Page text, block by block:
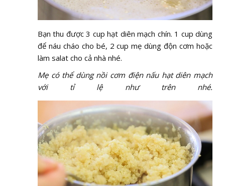
Bạn thu được 3 cup hạt diên mạch chín. 1 cup dùng
để náu cháo cho bé, 2 cup mẹ dùng độn cơm hoặc
làm salat cho cả nhà nhé.
Mẹ có thể dùng nồi cơm điện nấu hạt diên mạch
với tỉ lệ như trên nhé.